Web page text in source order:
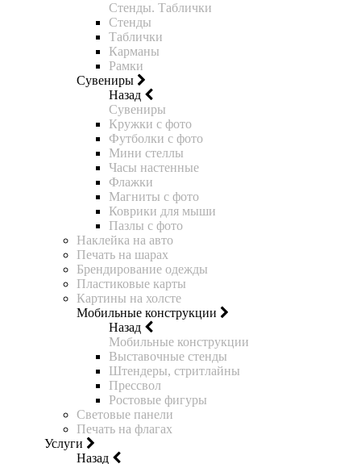
Стенды. Таблички
Стенды
Таблички
Карманы
Рамки
Сувениры
Назад
Сувениры
Кружки с фото
Футболки с фото
Мини стеллы
Часы настенные
Флажки
Магниты с фото
Коврики для мыши
Пазлы с фото
Наклейка на авто
Печать на шарах
Брендирование одежды
Пластиковые карты
Картины на холсте
Мобильные конструкции
Назад
Мобильные конструкции
Выставочные стенды
Штендеры, стритлайны
Прессвол
Ростовые фигуры
Световые панели
Печать на флагах
Услуги
Назад